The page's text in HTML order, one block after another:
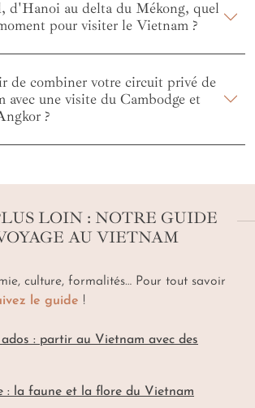
d'Hanoi au delta du Mékong, quel
pour visiter le Vietnam ?
de combiner votre circuit privé de
avec une visite du Cambodge et
?
LOIN : NOTRE GUIDE
AU VIETNAM
culture, formalités… Pour tout savoir
le guide !
ados : partir au Vietnam avec des
: la faune et la flore du Vietnam